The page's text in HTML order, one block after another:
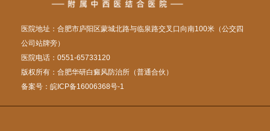
医院地址：合肥市庐阳区蒙城北路与临泉路交叉口向南100米（公交四
公司站牌旁）
医院电话：0551-65733120
版权所有：合肥华研白癜风防治所（普通合伙）
备案号： 皖ICP备16006368号-1